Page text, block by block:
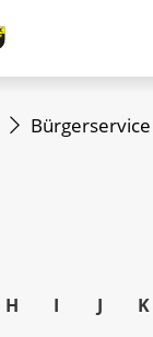
Bürgerservice
H I J
K